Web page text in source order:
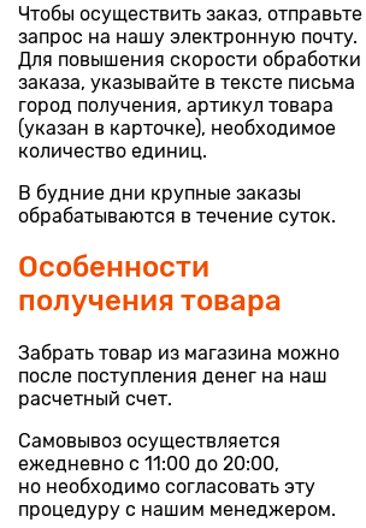
Чтобы осуществить заказ, отправьте
запрос на нашу электронную почту.
Для повышения скорости обработки
заказа, указывайте в тексте письма
город получения, артикул товара
(указан в карточке), необходимое
количество единиц.
В будние дни крупные заказы
обрабатываются в течение суток.
Особенности
получения товара
Забрать товар из магазина можно
после поступления денег на наш
расчетный счет.
Самовывоз осуществляется
ежедневно с 11:00 до 20:00,
но необходимо согласовать эту
процедуру с нашим менеджером.